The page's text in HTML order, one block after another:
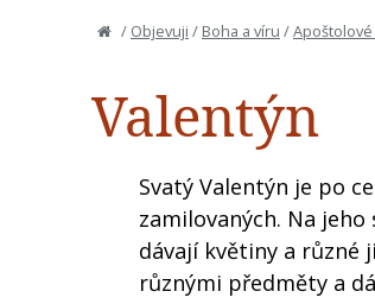
/ Objevuji / Boha a víru /Apoštolové
Valentýn
Svatý Valentýn je po
zamilovaných. Na
dávají květiny a různé
různými předměty a